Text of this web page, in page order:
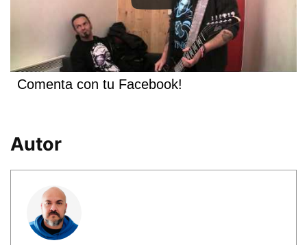
Comenta con tu Facebook!
Autor